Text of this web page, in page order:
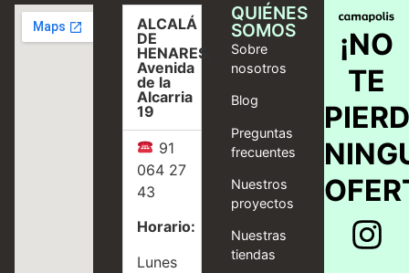
ALCALÁ
DE
HENARES,
Avenida
de la
Alcarria
19
91
064 27
43
Horario:
Lunes
QUIÉNES
SOMOS
Sobre
nosotros
Blog
Preguntas
frecuentes
Nuestros
proyectos
Nuestras
tiendas
¡NO
TE